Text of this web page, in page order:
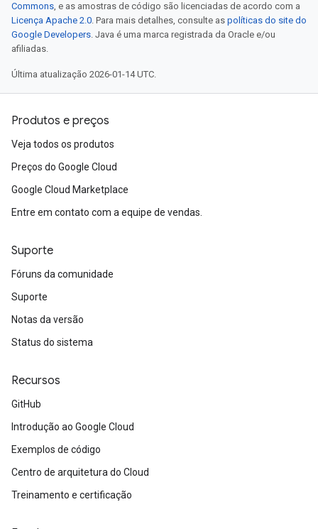
Commons, e as amostras de código são licenciadas de acordo com a
Licença Apache 2.0. Para mais detalhes, consulte as políticas do site do
Google Developers. Java é uma marca registrada da Oracle e/ou
afiliadas.
Última atualização 2026-01-14 UTC.
Produtos e preços
Veja todos os produtos
Preços do Google Cloud
Google Cloud Marketplace
Entre em contato com a equipe de vendas.
Suporte
Fóruns da comunidade
Suporte
Notas da versão
Status do sistema
Recursos
GitHub
Introdução ao Google Cloud
Exemplos de código
Centro de arquitetura do Cloud
Treinamento e certificação